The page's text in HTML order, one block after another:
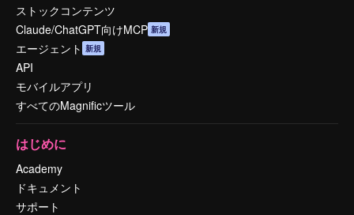
ストックコンテンツ
Claude/ChatGPT向けMCP 新規
エージェント 新規
API
モバイルアプリ
すべてのMagnificツール
はじめに
Academy
ドキュメント
サポート